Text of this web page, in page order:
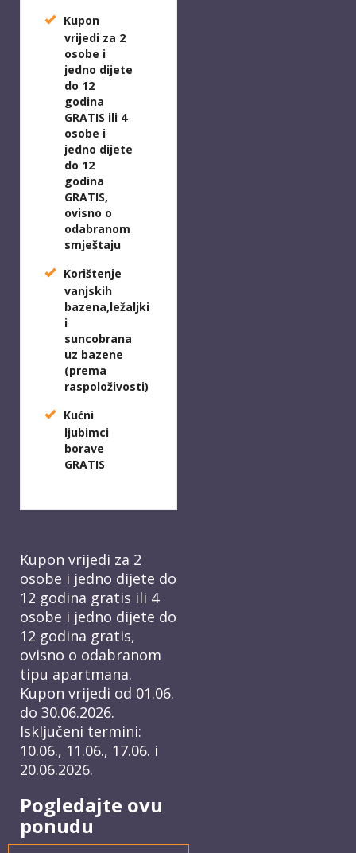
Kupon
vrijedi za 2
osobe i
jedno dijete
do 12
godina
GRATIS ili 4
osobe i
jedno dijete
do 12
godina
GRATIS,
ovisno o
odabranom
smještaju
Korištenje
vanjskih
bazena,ležaljki
i
suncobrana
uz bazene
(prema
raspoloživosti)
Kućni
ljubimci
borave
GRATIS
Kupon vrijedi za 2
osobe i jedno dijete do
12 godina gratis ili 4
osobe i jedno dijete do
12 godina gratis,
ovisno o odabranom
tipu apartmana.
Kupon vrijedi od 01.06.
do 30.06.2026.
Isključeni termini:
10.06., 11.06., 17.06. i
20.06.2026.
Pogledajte ovu
ponudu